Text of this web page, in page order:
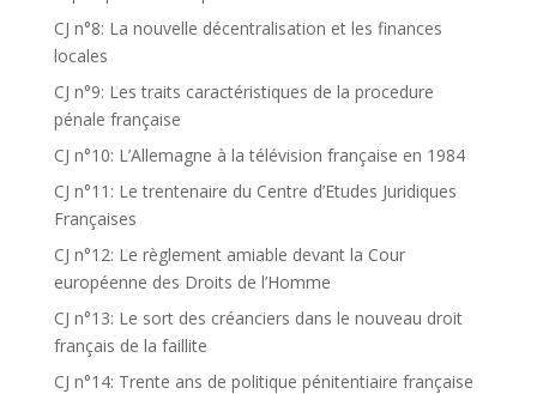
CJ n°8: La nouvelle décentralisation et les finances
locales
CJ n°9: Les traits caractéristiques de la procedure
pénale française
CJ n°10: L’Allemagne à la télévision française en 1984
CJ n°11: Le trentenaire du Centre d’Etudes Juridiques
Françaises
CJ n°12: Le règlement amiable devant la Cour
européenne des Droits de l’Homme
CJ n°13: Le sort des créanciers dans le nouveau droit
français de la faillite
CJ n°14: Trente ans de politique pénitentiaire française